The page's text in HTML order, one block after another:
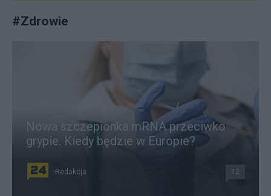
#Zdrowie
Nowa szczepionka mRNA przeciwko
grypie. Kiedy będzie w Europie?
Redakcja 12